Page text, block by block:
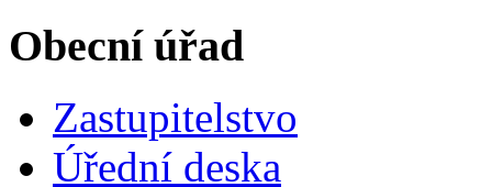
Obecní úřad
Zastupitelstvo
Úřední deska